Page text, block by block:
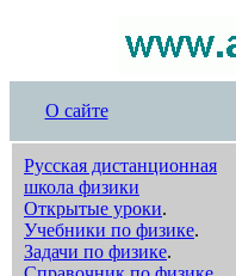
О сайте
Русская дистанционная
школа физики
Открытые уроки.
Учебники по физике.
Задачи по физике.